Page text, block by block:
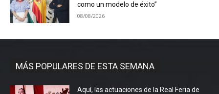
como un modelo de éxito”
08/08/2026
MÁS POPULARES DE ESTA SEMANA
Aquí, las actuaciones de la Real Feria de